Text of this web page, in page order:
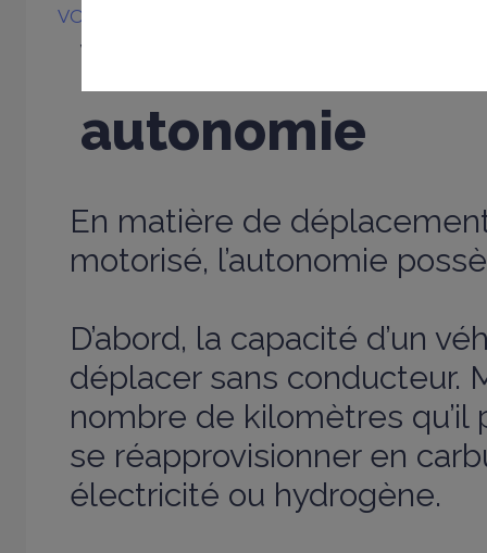
VOITURE
Voiture
autonomie
En matière de
motorisé, l’autonomie
D’abord, la capacité d’un
déplacer sans conducteur.
nombre de kilomètres qu’il
se réapprovisionner en
électricité ou hydrogène.